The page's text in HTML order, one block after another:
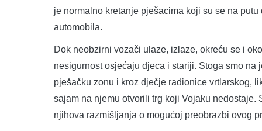
je normalno kretanje pješacima koji su se na
automobila.
Dok neobzirni vozači ulaze, izlaze, okreću se i
nesigurnost osjećaju djeca i stariji. Stoga smo
pješačku zonu i kroz dječje radionice vrtlarskog,
sajam na njemu otvorili trg koji Vojaku
njihova razmišljanja o mogućoj preobrazbi ovog